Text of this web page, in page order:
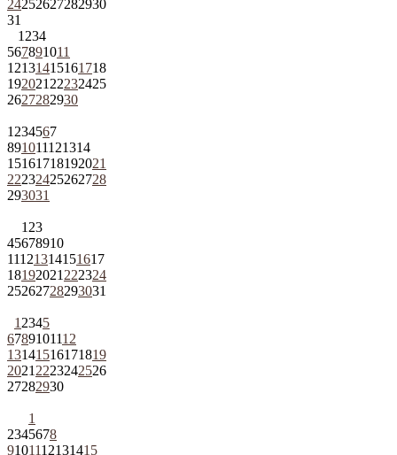
24252627282930
31
1 234
567891011
12131415161718
192021 22232425
2627282930
1 234567
891011121314
15161718192021
22232425262728
293031
1 23
45678910
11121314151617
18192021 222324
25262728293031
1 2345
6789101112
13141516171819
2021 2223242526
27282930
1
2345678
9101112131415